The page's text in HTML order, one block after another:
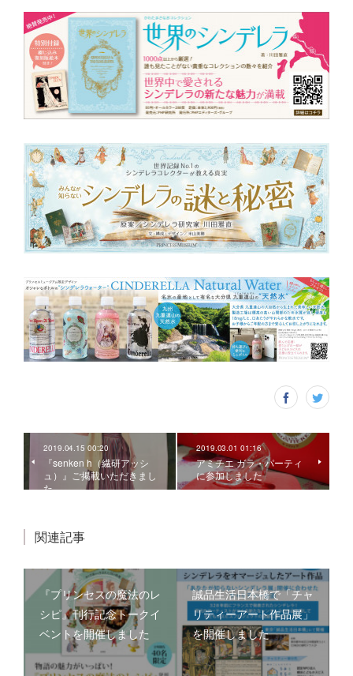
2019.04.15 00:20
『senken h（繊研アッシ
ュ）』ご掲載いただきまし
た
2019.03.01 01:16
アミチエ ガラ・パーティ
に参加しました
関連記事
『プリンセスの魔法のレ
シピ』刊行記念トークイ
ベントを開催しました
誠品生活日本橋で「チャ
リティーアート作品展」
を開催しました